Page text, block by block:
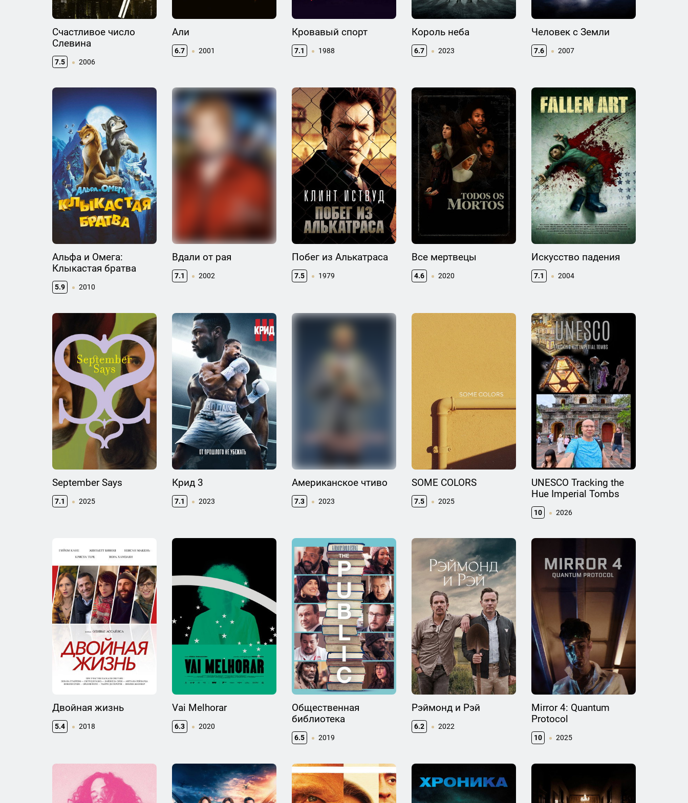
Счастливое число
Слевина
7.5 2006
Али
6.7 2001
Кровавый спорт
7.1 1988
Король неба
6.7 2023
Человек с Земли
7.6 2007
Альфа и Омега:
Клыкастая братва
5.9 2010
Вдали от рая
7.1 2002
Побег из Алькатраса
7.5 1979
Все мертвецы
4.6 2020
Искусство падения
7.1 2004
September Says
7.1 2025
Крид 3
7.1 2023
Американское чтиво
7.3 2023
SOME COLORS
7.5 2025
UNESCO Tracking the
Hue Imperial Tombs
10 2026
Двойная жизнь
5.4 2018
Vai Melhorar
6.3 2020
Общественная
библиотека
6.5 2019
Рэймонд и Рэй
6.2 2022
Mirror 4: Quantum
Protocol
10 2025